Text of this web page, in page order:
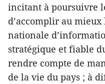
incitant à poursuivre
d’accomplir au mieux
nationale
stratégique et fiable
rendre compte de
de la vie du pays ; à